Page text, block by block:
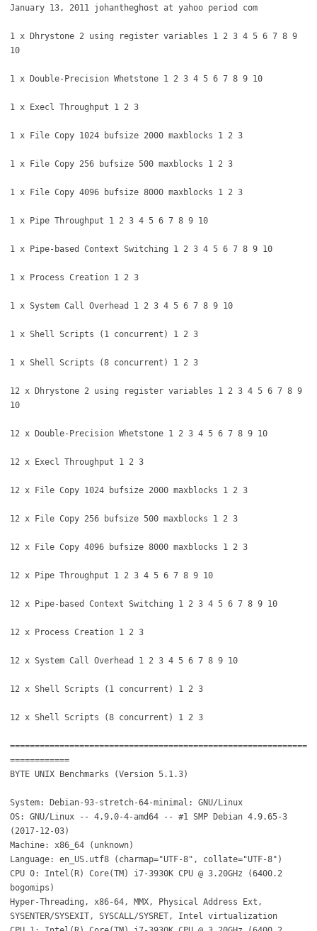
January 13, 2011 johantheghost at yahoo period com
1 x Dhrystone 2 using register variables 1 2 3 4 5 6 7 8 9
10
1 x Double-Precision Whetstone 1 2 3 4 5 6 7 8 9 10
1 x Execl Throughput 1 2 3
1 x File Copy 1024 bufsize 2000 maxblocks 1 2 3
1 x File Copy 256 bufsize 500 maxblocks 1 2 3
1 x File Copy 4096 bufsize 8000 maxblocks 1 2 3
1 x Pipe Throughput 1 2 3 4 5 6 7 8 9 10
1 x Pipe-based Context Switching 1 2 3 4 5 6 7 8 9 10
1 x Process Creation 1 2 3
1 x System Call Overhead 1 2 3 4 5 6 7 8 9 10
1 x Shell Scripts (1 concurrent) 1 2 3
1 x Shell Scripts (8 concurrent) 1 2 3
12 x Dhrystone 2 using register variables 1 2 3 4 5 6 7 8 9
10
12 x Double-Precision Whetstone 1 2 3 4 5 6 7 8 9 10
12 x Execl Throughput 1 2 3
12 x File Copy 1024 bufsize 2000 maxblocks 1 2 3
12 x File Copy 256 bufsize 500 maxblocks 1 2 3
12 x File Copy 4096 bufsize 8000 maxblocks 1 2 3
12 x Pipe Throughput 1 2 3 4 5 6 7 8 9 10
12 x Pipe-based Context Switching 1 2 3 4 5 6 7 8 9 10
12 x Process Creation 1 2 3
12 x System Call Overhead 1 2 3 4 5 6 7 8 9 10
12 x Shell Scripts (1 concurrent) 1 2 3
12 x Shell Scripts (8 concurrent) 1 2 3
============================================================
============
BYTE UNIX Benchmarks (Version 5.1.3)
System: Debian-93-stretch-64-minimal: GNU/Linux
OS: GNU/Linux -- 4.9.0-4-amd64 -- #1 SMP Debian 4.9.65-3
(2017-12-03)
Machine: x86_64 (unknown)
Language: en_US.utf8 (charmap="UTF-8", collate="UTF-8")
CPU 0: Intel(R) Core(TM) i7-3930K CPU @ 3.20GHz (6400.2
bogomips)
Hyper-Threading, x86-64, MMX, Physical Address Ext,
SYSENTER/SYSEXIT, SYSCALL/SYSRET, Intel virtualization